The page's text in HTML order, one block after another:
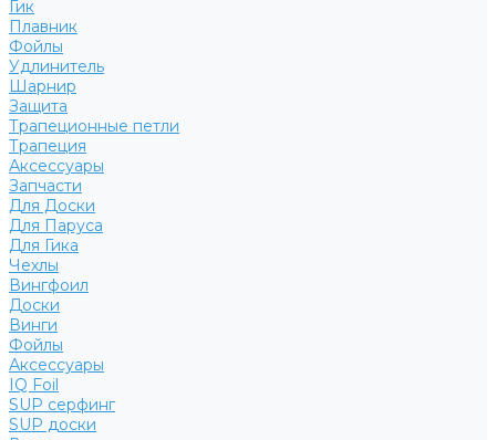
Гик
Плавник
Фойлы
Удлинитель
Шарнир
Защита
Трапеционные петли
Трапеция
Аксессуары
Запчасти
Для Доски
Для Паруса
Для Гика
Чехлы
Вингфоил
Доски
Винги
Фойлы
Аксессуары
IQ Foil
SUP серфинг
SUP доски